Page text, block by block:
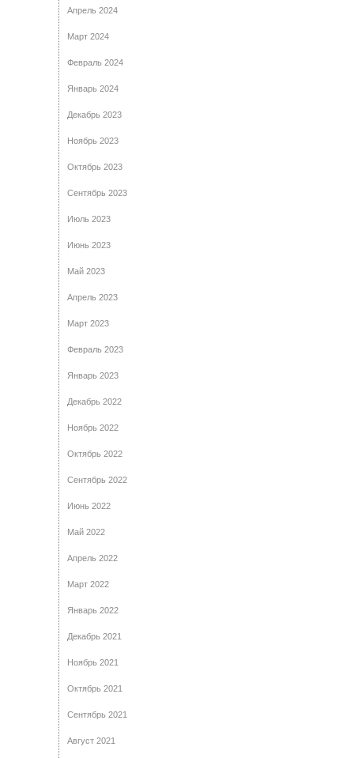
Апрель 2024
Март 2024
Февраль 2024
Январь 2024
Декабрь 2023
Ноябрь 2023
Октябрь 2023
Сентябрь 2023
Июль 2023
Июнь 2023
Май 2023
Апрель 2023
Март 2023
Февраль 2023
Январь 2023
Декабрь 2022
Ноябрь 2022
Октябрь 2022
Сентябрь 2022
Июнь 2022
Май 2022
Апрель 2022
Март 2022
Январь 2022
Декабрь 2021
Ноябрь 2021
Октябрь 2021
Сентябрь 2021
Август 2021